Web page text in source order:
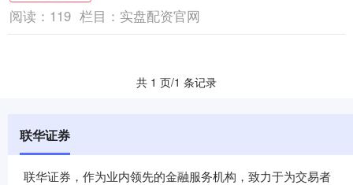
阅读： 119 栏目： 实盘配资官网
共 1 页/1 条记录
联华证券
联华证券，作为业内领先的金融服务机构，致力于为交易者